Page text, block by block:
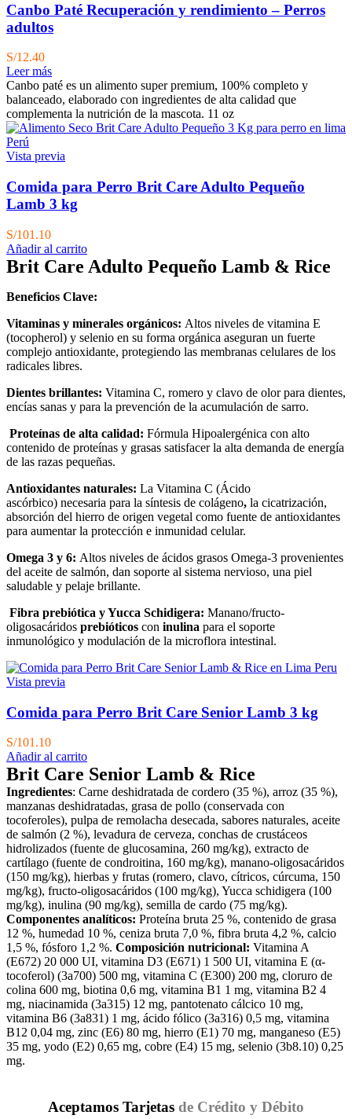
Canbo Paté Recuperación y rendimiento – Perros
adultos
S/12.40
Leer más
Canbo paté es un alimento super premium, 100% completo y
balanceado, elaborado con ingredientes de alta calidad que
complementa la nutrición de la mascota. 11 oz
Vista previa
Comida para Perro Brit Care Adulto Pequeño
Lamb 3 kg
S/101.10
Añadir al carrito
Brit Care Adulto Pequeño Lamb & Rice
Beneficios Clave:
Vitaminas y minerales orgánicos: Altos niveles de vitamina E
(tocopherol) y selenio en su forma orgánica aseguran un fuerte
complejo antioxidante, protegiendo las membranas celulares de los
radicales libres.
Dientes brillantes: Vitamina C, romero y clavo de olor para dientes,
encías sanas y para la prevención de la acumulación de sarro.
Proteínas de alta calidad: Fórmula Hipoalergénica con alto
contenido de proteínas y grasas satisfacer la alta demanda de energía
de las razas pequeñas.
Antioxidantes naturales: La Vitamina C (Ácido
ascórbico) necesaria para la síntesis de colágeno, la cicatrización,
absorción del hierro de origen vegetal como fuente de antioxidantes
para aumentar la protección e inmunidad celular.
Omega 3 y 6: Altos niveles de ácidos grasos Omega-3 provenientes
del aceite de salmón, dan soporte al sistema nervioso, una piel
saludable y pelaje brillante.
Fibra prebiótica y Yucca Schidigera: Manano/fructo-
oligosacáridos prebióticos con inulina para el soporte
inmunológico y modulación de la microflora intestinal.
Vista previa
Comida para Perro Brit Care Senior Lamb 3 kg
S/101.10
Añadir al carrito
Brit Care Senior Lamb & Rice
Ingredientes: Carne deshidratada de cordero (35 %), arroz (35 %),
manzanas deshidratadas, grasa de pollo (conservada con
tocoferoles), pulpa de remolacha desecada, sabores naturales, aceite
de salmón (2 %), levadura de cerveza, conchas de crustáceos
hidrolizados (fuente de glucosamina, 260 mg/kg), extracto de
cartílago (fuente de condroitina, 160 mg/kg), manano-oligosacáridos
(150 mg/kg), hierbas y frutas (romero, clavo, cítricos, cúrcuma, 150
mg/kg), fructo-oligosacáridos (100 mg/kg), Yucca schidigera (100
mg/kg), inulina (90 mg/kg), semilla de cardo (75 mg/kg).
Componentes analíticos: Proteína bruta 25 %, contenido de grasa
12 %, humedad 10 %, ceniza bruta 7,0 %, fibra bruta 4,2 %, calcio
1,5 %, fósforo 1,2 %. Composición nutricional: Vitamina A
(E672) 20 000 UI, vitamina D3 (E671) 1 500 UI, vitamina E (α-
tocoferol) (3a700) 500 mg, vitamina C (E300) 200 mg, cloruro de
colina 600 mg, biotina 0,6 mg, vitamina B1 1 mg, vitamina B2 4
mg, niacinamida (3a315) 12 mg, pantotenato cálcico 10 mg,
vitamina B6 (3a831) 1 mg, ácido fólico (3a316) 0,5 mg, vitamina
B12 0,04 mg, zinc (E6) 80 mg, hierro (E1) 70 mg, manganeso (E5)
35 mg, yodo (E2) 0,65 mg, cobre (E4) 15 mg, selenio (3b8.10) 0,25
mg.
Aceptamos Tarjetas de Crédito y Débito